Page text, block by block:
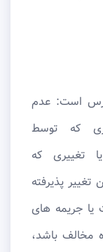
است: عدم
که توسط
تغییری که
پذیرفته
یا جریمه های
مخالف باشد،